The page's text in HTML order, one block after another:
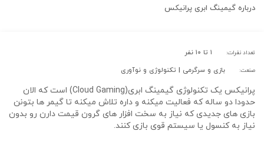
درباره گیمینگ ابری پرانیکس
تعداد نفرات: ۱ تا ۱۰ نفر
صنعت: بازی و سرگرمی | تکنولوژی و نوآوری
پرانیکس یک تکنولوژی گیمینگ ابری(Cloud Gaming) است که الان
حدودا دو ساله که فعالیت میکنه و داره تلاش میکنه تا گیمر ها بتونن
بازی های جدیدی که نیاز به سخت افزار های گرون قیمت دارن رو بدون
نیاز به کنسول یا سیستم قوی بازی کنند.